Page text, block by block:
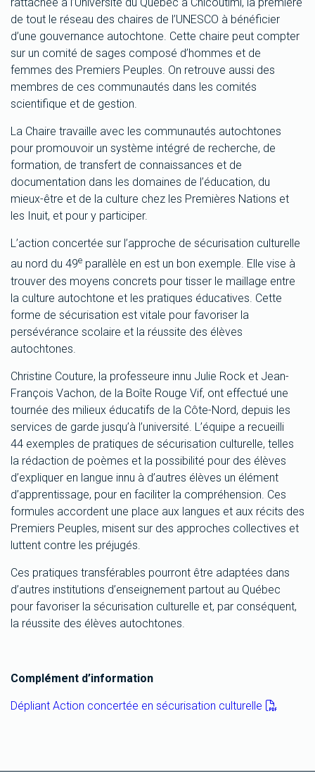
de tout le réseau des chaires de l’UNESCO à bénéficier
d’une gouvernance autochtone. Cette chaire peut compter
sur un comité de sages composé d’hommes et de
femmes des Premiers Peuples. On retrouve aussi des
membres de ces communautés dans les comités
scientifique et de gestion.
La Chaire travaille avec les communautés autochtones
pour promouvoir un système intégré de recherche, de
formation, de transfert de connaissances et de
documentation dans les domaines de l’éducation, du
mieux-être et de la culture chez les Premières Nations et
les Inuit, et pour y participer.
L’action concertée sur l’approche de sécurisation culturelle
au nord du 49e parallèle en est un bon exemple. Elle vise à
trouver des moyens concrets pour tisser le maillage entre
la culture autochtone et les pratiques éducatives. Cette
forme de sécurisation est vitale pour favoriser la
persévérance scolaire et la réussite des élèves
autochtones.
Christine Couture, la professeure innu Julie Rock et Jean-
François Vachon, de la Boîte Rouge Vif, ont effectué une
tournée des milieux éducatifs de la Côte-Nord, depuis les
services de garde jusqu’à l’université. L’équipe a recueilli
44 exemples de pratiques de sécurisation culturelle, telles
la rédaction de poèmes et la possibilité pour des élèves
d’expliquer en langue innu à d’autres élèves un élément
d’apprentissage, pour en faciliter la compréhension. Ces
formules accordent une place aux langues et aux récits des
Premiers Peuples, misent sur des approches collectives et
luttent contre les préjugés.
Ces pratiques transférables pourront être adaptées dans
d’autres institutions d’enseignement partout au Québec
pour favoriser la sécurisation culturelle et, par conséquent,
la réussite des élèves autochtones.
Complément d’information
Dépliant Action concertée en sécurisation culturelle